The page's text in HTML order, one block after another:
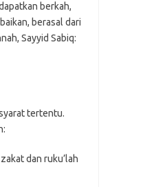
berkah,
berasal dari
Sayyid Sabiq:
tertentu.
dan ruku’lah